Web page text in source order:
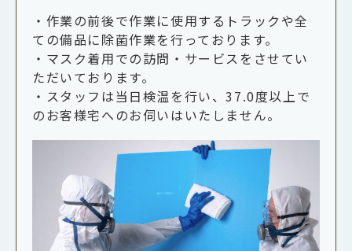
・作業の前後で作業に使用するトラックや全
ての備品に除菌作業を行っております。
・マスク着用での訪問・サービスをさせてい
ただいております。
・スタッフは当日検温を行い、37.0度以上で
のお客様宅へのお伺いはいたしません。